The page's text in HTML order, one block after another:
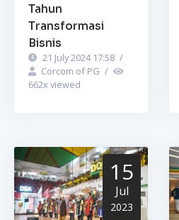
Tahun
Transformasi
Bisnis
21 July 2024 17:58 /
Corcom of PG /
662x viewed
15
Jul
2023